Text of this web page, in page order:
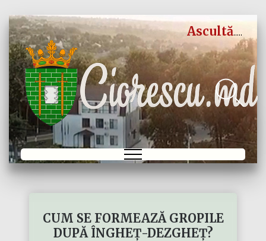
Ascultă
CUM SE FORMEAZĂ GROPILE
DUPĂ ÎNGHEȚ-DEZGHEȚ?